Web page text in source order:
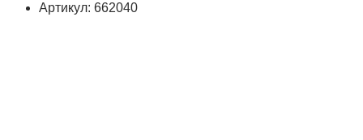
Артикул: 662040